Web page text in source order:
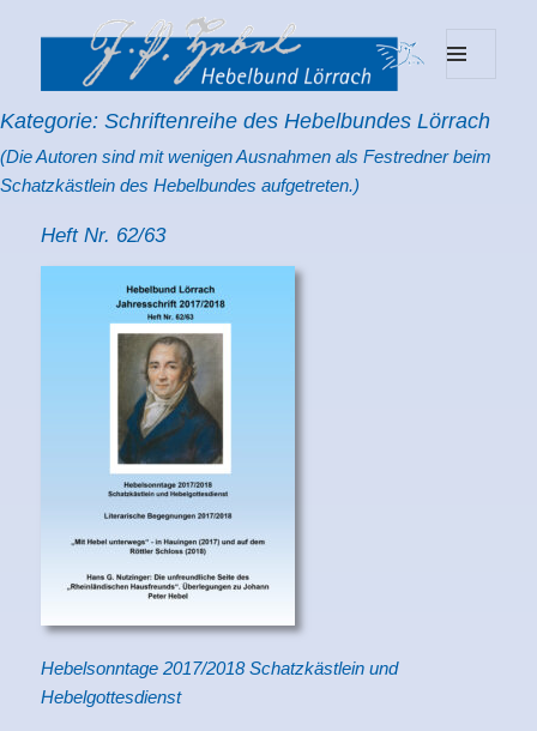
Hebelbund Lörrach
AND
WIDGETS
Kategorie: Schriftenreihe des Hebelbundes Lörrach
(Die Autoren sind mit wenigen Ausnahmen als Festredner beim
Schatzkästlein des Hebelbundes aufgetreten.)
Heft Nr. 62/63
Hebelsonntage 2017/2018 Schatzkästlein und
Hebelgottesdienst